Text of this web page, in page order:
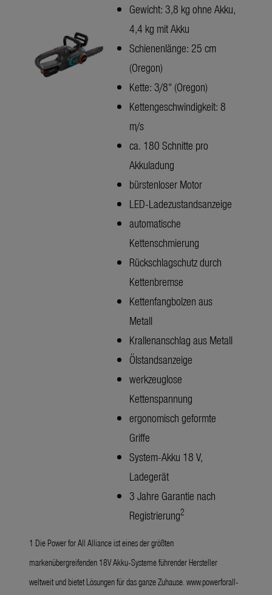
Gewicht: 3,8 kg ohne Akku,
4,4 kg mit Akku
Schienenlänge: 25 cm
(Oregon)
Kette: 3/8“ (Oregon)
Kettengeschwindigkeit: 8
m/s
ca. 180 Schnitte pro
Akkuladung
bürstenloser Motor
LED-Ladezustandsanzeige
automatische
Kettenschmierung
Rückschlagschutz durch
Kettenbremse
Kettenfangbolzen aus
Metall
Krallenanschlag aus Metall
Ölstandsanzeige
werkzeuglose
Kettenspannung
ergonomisch geformte
Griffe
System-Akku 18 V,
Ladegerät
3 Jahre Garantie nach
Registrierung2
1 Die Power for All Alliance ist eines der größten
markenübergreifenden 18V Akku-Systeme führender Hersteller
weltweit und bietet Lösungen für das ganze Zuhause. www.powerforall-